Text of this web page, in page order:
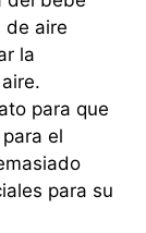
de aire
la
para que
el
para su